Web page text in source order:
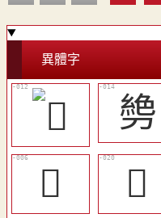
異體字
㔃
𠤉
󴚁